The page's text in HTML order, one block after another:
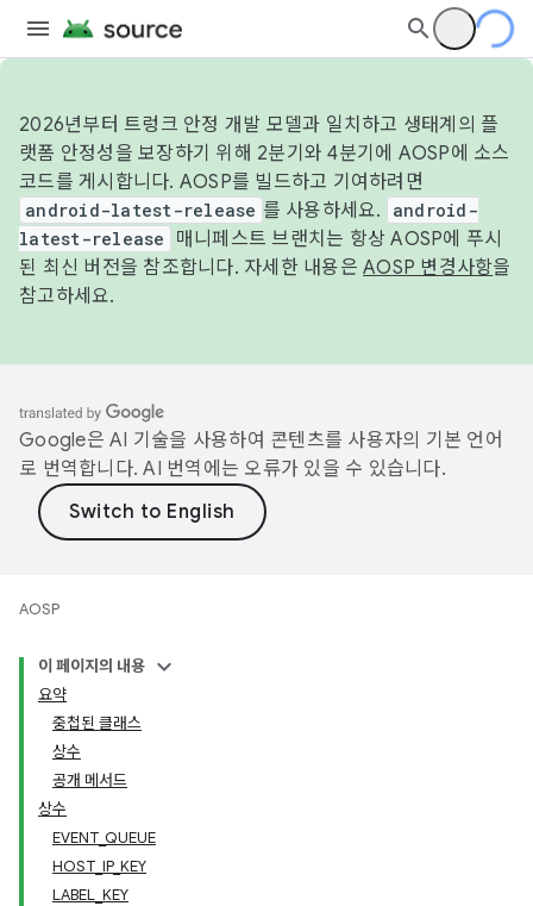
2026년부터 트렁크 안정 개발 모델과 일치하고 생태계의 플
랫폼 안정성을 보장하기 위해 2분기와 4분기에 AOSP에 소스
코드를 게시합니다. AOSP를 빌드하고 기여하려면
android-latest-release 를 사용하세요.
android-
latest-release
매니페스트 브랜치는 항상 AOSP에 푸시
된 최신 버전을 참조합니다. 자세한 내용은 AOSP 변경사항을
참고하세요.
Google은 AI 기술을 사용하여 콘텐츠를 사용자의 기본 언어
로 번역합니다. AI 번역에는 오류가 있을 수 있습니다.
AOSP
이 페이지의 내용
요약
중첩된 클래스
상수
공개 메서드
상수
EVENT_QUEUE
HOST_IP_KEY
LABEL_KEY